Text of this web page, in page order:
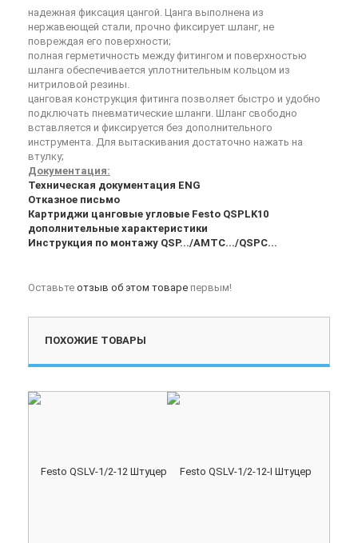
надежная фиксация цангой. Цанга выполнена из
нержавеющей стали, прочно фиксирует шланг, не
повреждая его поверхности;
полная герметичность между фитингом и поверхностью
шланга обеспечивается уплотнительным кольцом из
нитриловой резины.
цанговая конструкция фитинга позволяет быстро и удобно
подключать пневматические шланги. Шланг свободно
вставляется и фиксируется без дополнительного
инструмента. Для вытаскивания достаточно нажать на
втулку;
Документация:
Техническая документация ENG
Отказное письмо
Картриджи цанговые угловые Festo QSPLK10
дополнительные характеристики
Инструкция по монтажу QSP.../AMTC.../QSPC...
Оставьте отзыв об этом товаре первым!
ПОХОЖИЕ ТОВАРЫ